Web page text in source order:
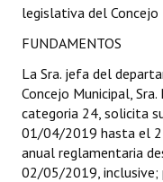
Digesto
Organigrama
DOCUMENTOS
Informes de Gestión
Proyectos Presentados
legislativa del Concejo
FUNDAMENTOS
La Sra. jefa del
Concejo Municipal,
categoria 24, solicita
01/04/2019 hasta el
anual reglamentaria
02/05/2019,